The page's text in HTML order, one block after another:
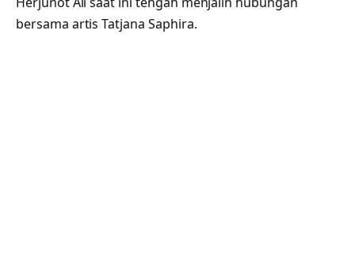
bersama artis Tatjana Saphira.